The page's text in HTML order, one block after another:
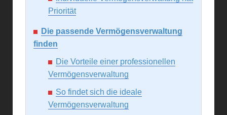
Priorität
Die passende Vermögensverwaltung
finden
Die Vorteile einer professionellen
Vermögensverwaltung
So findet sich die ideale
Vermögensverwaltung